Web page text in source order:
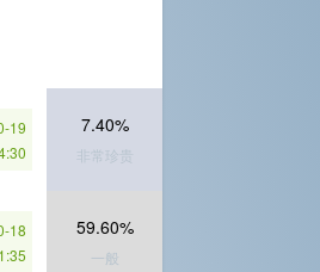
19
7.40%
非常珍贵
18
59.60%
一般